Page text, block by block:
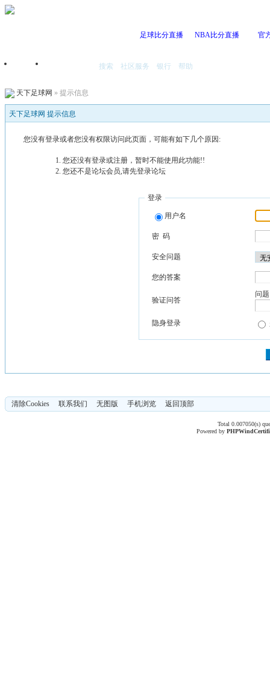
足球比分直播 NBA比分直播 官
首页 搜索 社区服务 银行 帮助
天下足球网 » 提示信息
天下足球网 提示信息
您没有登录或者您没有权限访问此页面，可能有如下几个原因:
您还没有登录或注册，暂时不能使用此功能!!
您还不是论坛会员,请先登录论坛
登录
用户名
密 码
安全问题
您的答案
验证问答
问
隐身登录
清除Cookies 联系我们 无图版 手机浏览 返回顶部
Total 0.007050(s)
Powered byPHPWind